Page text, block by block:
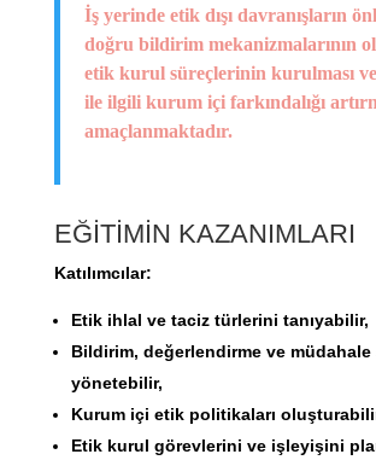
İş yerinde etik dışı davranışların
doğru bildirim mekanizmalarının
etik kurul süreçlerinin kurulması
ile ilgili kurum içi farkındalığı
amaçlanmaktadır.
EĞİTİMİN KAZANIMLARI
Katılımcılar:
Etik ihlal ve taciz türlerini tanıyabilir,
Bildirim, değerlendirme ve
yönetebilir,
Kurum içi etik politikaları
Etik kurul görevlerini ve işleyişini